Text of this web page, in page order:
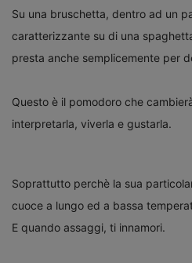
Su una bruschetta, dentro ad un
caratterizzante su di una
presta anche semplicemente per
Questo è il pomodoro che
interpretarla, viverla e gustarla.
Soprattutto perchè la sua
cuoce a lungo ed a bassa
E quando assaggi, ti innamori.